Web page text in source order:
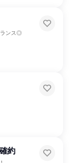
ランス◎
約